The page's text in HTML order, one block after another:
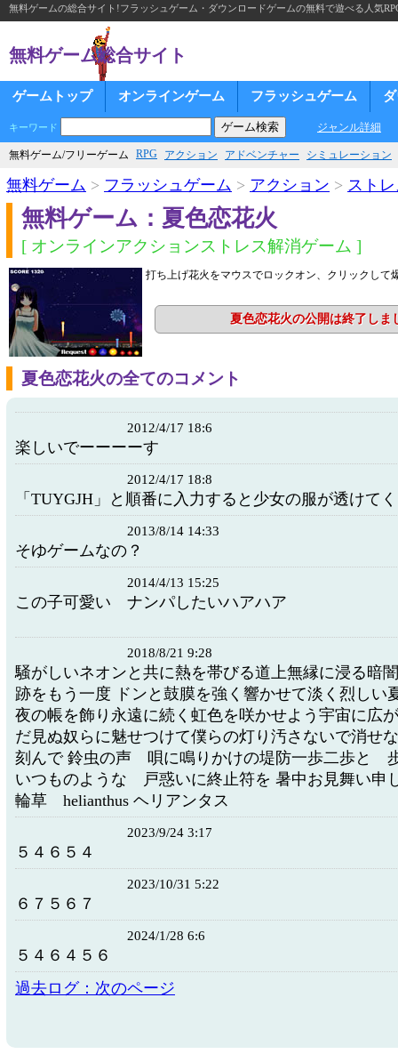
無料ゲームの総合サイト!フラッシュゲーム・ダウンロードゲームの無料で遊べる人気
無料ゲーム総合サイト
ゲームトップ オンラインゲーム フラッシュゲーム
キーワード ジャンル詳細
無料ゲーム/フリーゲーム RPG アクション アドベンチャー シミュレーション
無料ゲーム > フラッシュゲーム > アクション > スト
無料ゲーム：夏色恋花火
[ オンラインアクションストレス解消ゲーム ]
打ち上げ花火をマウスでロックオン、クリックして
夏色恋花火の公開は終了しま
夏色恋花火の全てのコメント
2012/4/17 18:6
楽しいでーーーーす
2012/4/17 18:8
「TUYGJH」と順番に入力すると少女の服が透けて
2013/8/14 14:33
そゆゲームなの？
2014/4/13 15:25
この子可愛い ナンパしたいハアハア
2018/8/21 9:28
騒がしいネオンと共に熱を帯びる道上無縁に浸る暗
跡をもう一度 ドンと鼓膜を強く響かせて淡く烈しい
夜の帳を飾り永遠に続く虹色を咲かせよう宇宙に広
だ見ぬ奴らに魅せつけて僕らの灯り汚さないで消せ
刻んで 鈴虫の声 唄に鳴りかけの堤防一歩二歩と
いつものような 戸惑いに終止符を 暑中お見舞い
輪草 helianthus ヘリアンタス
2023/9/24 3:17
５４６５４
2023/10/31 5:22
６７５６７
2024/1/28 6:6
５４６４５６
過去ログ：次のページ